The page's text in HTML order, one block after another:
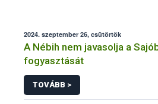
2024. szeptember 26, csütörtök
A Nébih nem javasolja a
fogyasztását
TOVÁBB >